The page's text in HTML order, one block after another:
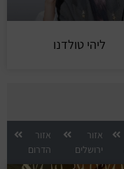
ליהי טולדנו
אזור
ירושלים
אזור
הדרום